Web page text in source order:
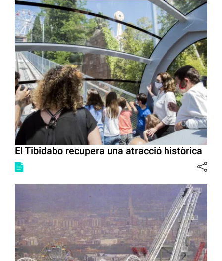
El Tibidabo recupera una atracció històrica